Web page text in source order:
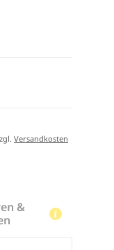
Versandkosten
&